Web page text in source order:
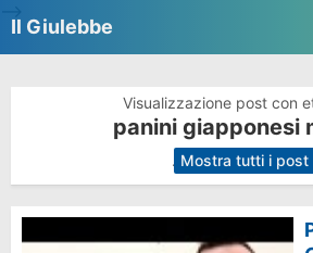
Il Giulebbe
Visualizzazione post con
panini giapponesi
. Mostra tutti i post